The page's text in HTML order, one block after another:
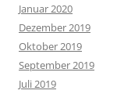
Januar 2020
Dezember 2019
Oktober 2019
September 2019
Juli 2019